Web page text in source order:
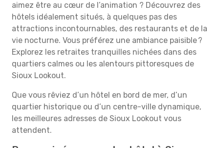
aimez être au cœur de l’animation ? Découvrez des
hôtels idéalement situés, à quelques pas des
attractions incontournables, des restaurants et de la
vie nocturne. Vous préférez une ambiance paisible ?
Explorez les retraites tranquilles nichées dans des
quartiers calmes ou les alentours pittoresques de
Sioux Lookout.
Que vous rêviez d’un hôtel en bord de mer, d’un
quartier historique ou d’un centre-ville dynamique,
les meilleures adresses de Sioux Lookout vous
attendent.